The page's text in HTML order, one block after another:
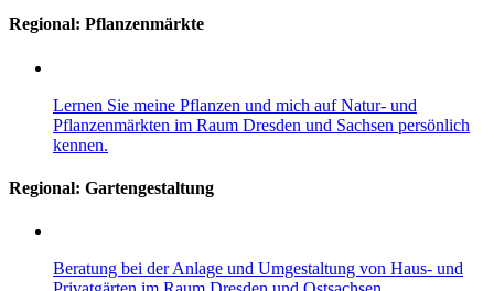
Regional: Pflanzenmärkte
Lernen Sie meine Pflanzen und mich auf Natur- und
Pflanzenmärkten im Raum Dresden und Sachsen persönlich
kennen.
Regional: Gartengestaltung
Beratung bei der Anlage und Umgestaltung von Haus- und